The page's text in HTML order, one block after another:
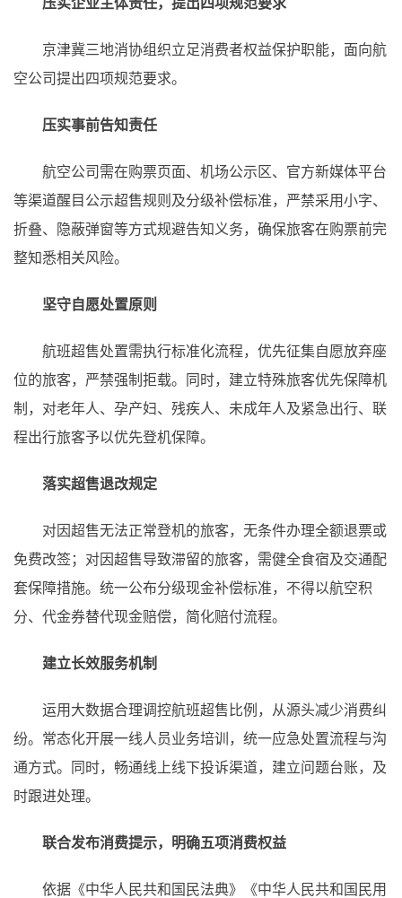
压实企业主体责任，提出四项规范要求
京津冀三地消协组织立足消费者权益保护职能，面向航
空公司提出四项规范要求。
压实事前告知责任
航空公司需在购票页面、机场公示区、官方新媒体平台
等渠道醒目公示超售规则及分级补偿标准，严禁采用小字、
折叠、隐蔽弹窗等方式规避告知义务，确保旅客在购票前完
整知悉相关风险。
坚守自愿处置原则
航班超售处置需执行标准化流程，优先征集自愿放弃座
位的旅客，严禁强制拒载。同时，建立特殊旅客优先保障机
制，对老年人、孕产妇、残疾人、未成年人及紧急出行、联
程出行旅客予以优先登机保障。
落实超售退改规定
对因超售无法正常登机的旅客，无条件办理全额退票或
免费改签；对因超售导致滞留的旅客，需健全食宿及交通配
套保障措施。统一公布分级现金补偿标准，不得以航空积
分、代金券替代现金赔偿，简化赔付流程。
建立长效服务机制
运用大数据合理调控航班超售比例，从源头减少消费纠
纷。常态化开展一线人员业务培训，统一应急处置流程与沟
通方式。同时，畅通线上线下投诉渠道，建立问题台账，及
时跟进处理。
联合发布消费提示，明确五项消费权益
依据《中华人民共和国民法典》《中华人民共和国民用